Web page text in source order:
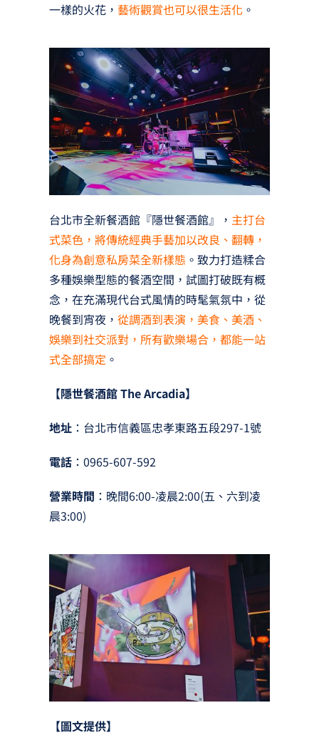
一樣的火花， 藝術觀賞也可以很生活化。
台北市全新餐酒館『隱世餐酒館』， 主打台
式菜色，將傳統經典手藝加以改良、翻轉，
化身為創意私房菜全新樣態 。致力打造糅合
多種娛樂型態的餐酒空間，試圖打破既有概
念，在充滿現代台式風情的時髦氣氛中，從
晚餐到宵夜， 從調酒到表演，美食、美酒、
娛樂到社交派對，所有歡樂場合，都能一站
式全部搞定 。
【隱世餐酒館 The Arcadia】
地址：台北市信義區忠孝東路五段297-1號
電話：0965-607-592
營業時間 ：晚間6:00-凌晨2:00(五、六到凌
晨3:00)
【圖文提供】